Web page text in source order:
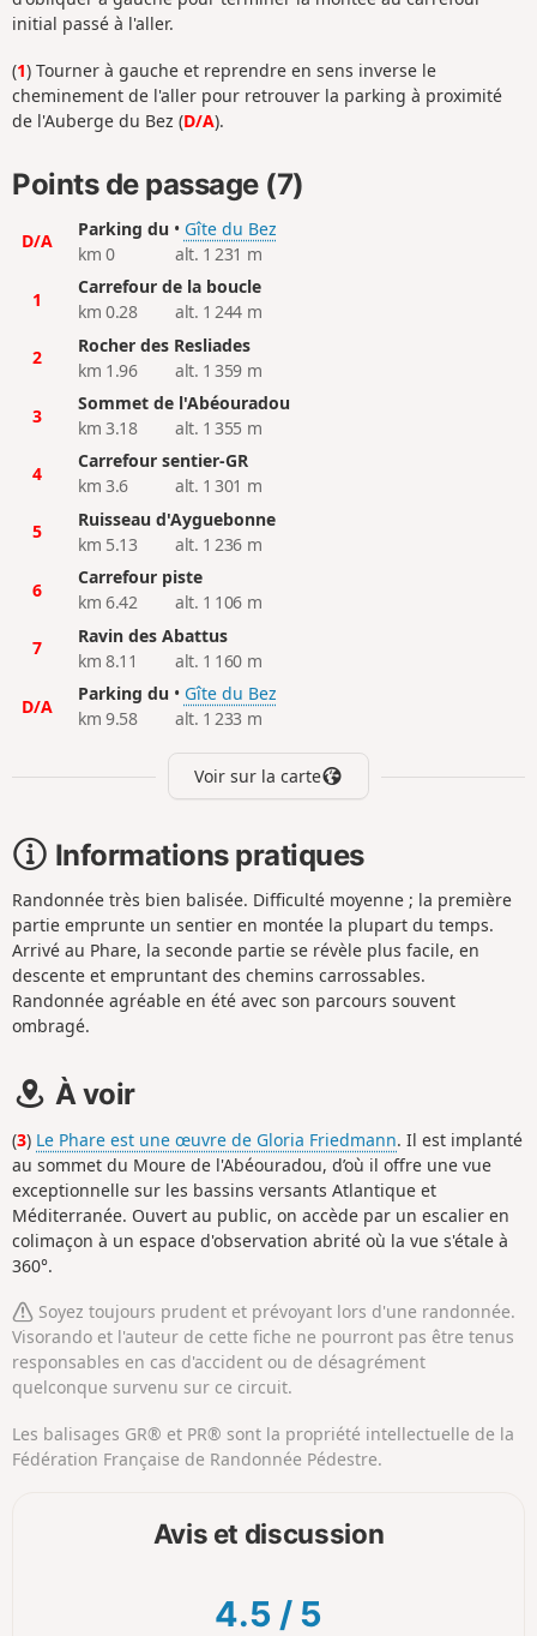
initial passé à l'aller.
(1) Tourner à gauche et reprendre en sens inverse le
cheminement de l'aller pour retrouver la parking à proximité
de l'Auberge du Bez (D/A).
Points de passage (7)
D/A
Parking du • Gîte du Bez
km 0
alt. 1 231 m
1
Carrefour de la boucle
km 0.28
alt. 1 244 m
2
Rocher des Resliades
km 1.96
alt. 1 359 m
3
Sommet de l'Abéouradou
km 3.18
alt. 1 355 m
4
Carrefour sentier-GR
km 3.6
alt. 1 301 m
5
Ruisseau d'Ayguebonne
km 5.13
alt. 1 236 m
6
Carrefour piste
km 6.42
alt. 1 106 m
7
Ravin des Abattus
km 8.11
alt. 1 160 m
D/A
Parking du • Gîte du Bez
km 9.58
alt. 1 233 m
Voir sur la carte
Informations pratiques
Randonnée très bien balisée. Difficulté moyenne ; la première
partie emprunte un sentier en montée la plupart du temps.
Arrivé au Phare, la seconde partie se révèle plus facile, en
descente et empruntant des chemins carrossables.
Randonnée agréable en été avec son parcours souvent
ombragé.
À voir
(3) Le Phare est une œuvre de Gloria Friedmann. Il est implanté
au sommet du Moure de l'Abéouradou, d’où il offre une vue
exceptionnelle sur les bassins versants Atlantique et
Méditerranée. Ouvert au public, on accède par un escalier en
colimaçon à un espace d'observation abrité où la vue s'étale à
360°.
Soyez toujours prudent et prévoyant lors d'une randonnée.
Visorando et l'auteur de cette fiche ne pourront pas être tenus
responsables en cas d'accident ou de désagrément
quelconque survenu sur ce circuit.
Les balisages GR® et PR® sont la propriété intellectuelle de la
Fédération Française de Randonnée Pédestre.
Avis et discussion
4.5 / 5